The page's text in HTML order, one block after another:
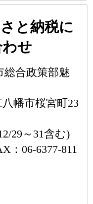
と納税に
せ
合政策部魅
幡市桜宮町23
29～31含む)
：06-6377-811